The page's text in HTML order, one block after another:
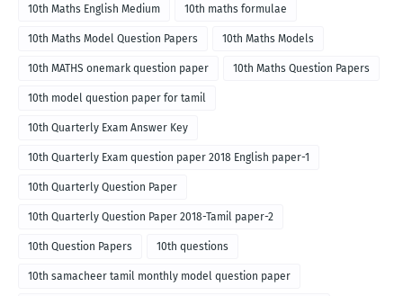
10th Maths English Medium 10th maths formulae
10th Maths Model Question Papers 10th Maths Models
10th MATHS onemark question paper 10th Maths Question Papers
10th model question paper for tamil
10th Quarterly Exam Answer Key
10th Quarterly Exam question paper 2018 English paper-1
10th Quarterly Question Paper
10th Quarterly Question Paper 2018-Tamil paper-2
10th Question Papers 10th questions
10th samacheer tamil monthly model question paper